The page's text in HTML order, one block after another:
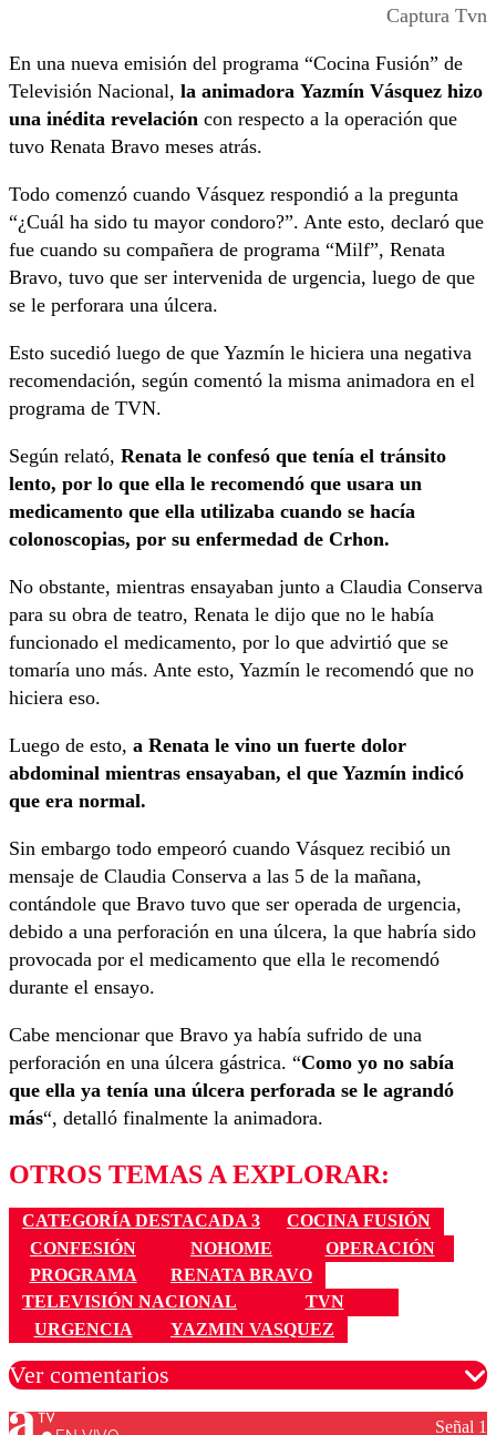
Captura Tvn
En una nueva emisión del programa “Cocina Fusión” de
Televisión Nacional, la animadora Yazmín Vásquez hizo
una inédita revelación con respecto a la operación que
tuvo Renata Bravo meses atrás.
Todo comenzó cuando Vásquez respondió a la pregunta
“¿Cuál ha sido tu mayor condoro?”. Ante esto, declaró que
fue cuando su compañera de programa “Milf”, Renata
Bravo, tuvo que ser intervenida de urgencia, luego de que
se le perforara una úlcera.
Esto sucedió luego de que Yazmín le hiciera una negativa
recomendación, según comentó la misma animadora en el
programa de TVN.
Según relató, Renata le confesó que tenía el tránsito
lento, por lo que ella le recomendó que usara un
medicamento que ella utilizaba cuando se hacía
colonoscopias, por su enfermedad de Crhon.
No obstante, mientras ensayaban junto a Claudia Conserva
para su obra de teatro, Renata le dijo que no le había
funcionado el medicamento, por lo que advirtió que se
tomaría uno más. Ante esto, Yazmín le recomendó que no
hiciera eso.
Luego de esto, a Renata le vino un fuerte dolor
abdominal mientras ensayaban, el que Yazmín indicó
que era normal.
Sin embargo todo empeoró cuando Vásquez recibió un
mensaje de Claudia Conserva a las 5 de la mañana,
contándole que Bravo tuvo que ser operada de urgencia,
debido a una perforación en una úlcera, la que habría sido
provocada por el medicamento que ella le recomendó
durante el ensayo.
Cabe mencionar que Bravo ya había sufrido de una
perforación en una úlcera gástrica. “Como yo no sabía
que ella ya tenía una úlcera perforada se le agrandó
más“, detalló finalmente la animadora.
OTROS TEMAS A EXPLORAR:
CATEGORÍA DESTACADA 3
COCINA FUSIÓN
CONFESIÓN
NOHOME
OPERACIÓN
PROGRAMA
RENATA BRAVO
TELEVISIÓN NACIONAL
TVN
URGENCIA
YAZMIN VASQUEZ
Ver comentarios
Señal 1